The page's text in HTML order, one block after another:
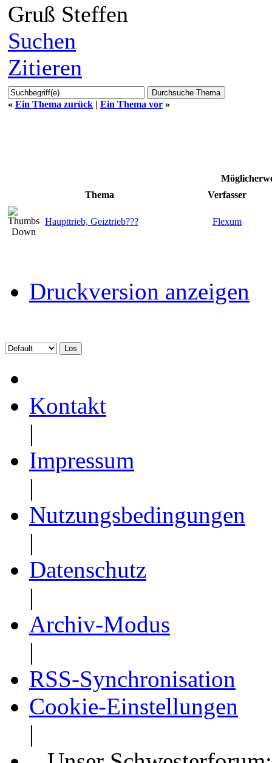
Gruß Steffen
Suchen
Zitieren
« Ein Thema zurück | Ein Thema vor »
Thema
Verfasser
Haupttrieb, Geiztrieb??? Flexum
Druckversion anzeigen
Kontakt
|
Impressum
|
Nutzungsbedingungen
|
Datenschutz
|
Archiv-Modus
|
RSS-Synchronisation
Cookie-Einstellungen
|